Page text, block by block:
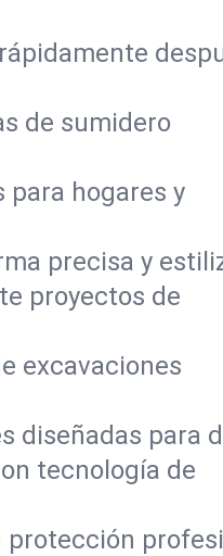
de sumidero
para hogares y
precisa y
proyectos de
excavaciones
diseñadas para
tecnología de